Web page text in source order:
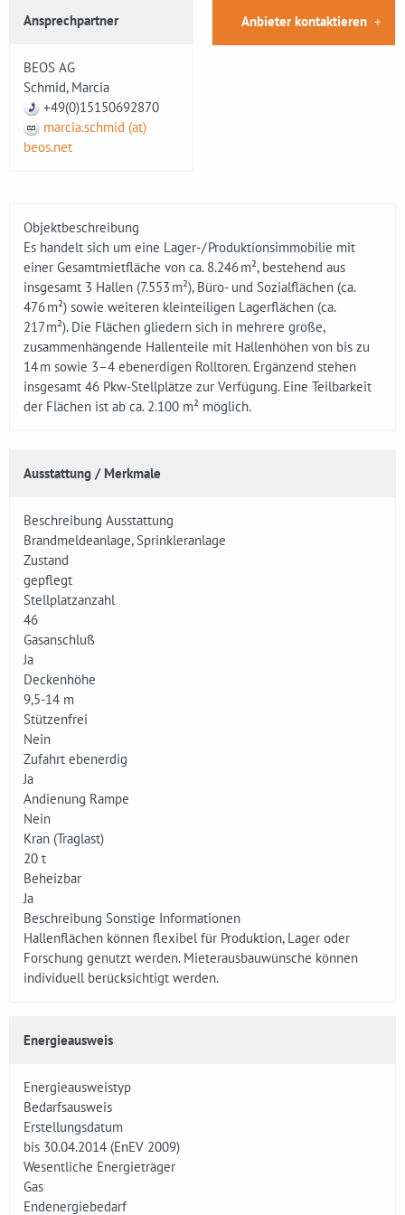
Ansprechpartner
BEOS AG
Schmid, Marcia
+49(0)15150692870
marcia.schmid (at)
beos.net
Anbieter kontaktieren
Objektbeschreibung
Es handelt sich um eine Lager- / Produktionsimmobilie mit
einer Gesamtmietfläche von ca. 8.246 m², bestehend aus
insgesamt 3 Hallen (7.553 m²), Büro- und Sozialflächen (ca.
476 m²) sowie weiteren kleinteiligen Lagerflächen (ca.
217 m²). Die Flächen gliedern sich in mehrere große,
zusammenhängende Hallenteile mit Hallenhöhen von bis zu
14 m sowie 3–4 ebenerdigen Rolltoren. Ergänzend stehen
insgesamt 46 Pkw-Stellplätze zur Verfügung. Eine Teilbarkeit
der Flächen ist ab ca. 2.100 m² möglich.
Ausstattung / Merkmale
Beschreibung Ausstattung
Brandmeldeanlage, Sprinkleranlage
Zustand
gepflegt
Stellplatzanzahl
46
Gasanschluß
Ja
Deckenhöhe
9,5-14 m
Stützenfrei
Nein
Zufahrt ebenerdig
Ja
Andienung Rampe
Nein
Kran (Traglast)
20 t
Beheizbar
Ja
Beschreibung Sonstige Informationen
Hallenflächen können flexibel für Produktion, Lager oder
Forschung genutzt werden. Mieterausbauwünsche können
individuell berücksichtigt werden.
Energieausweis
Energieausweistyp
Bedarfsausweis
Erstellungsdatum
bis 30.04.2014 (EnEV 2009)
Wesentliche Energieträger
Gas
Endenergiebedarf